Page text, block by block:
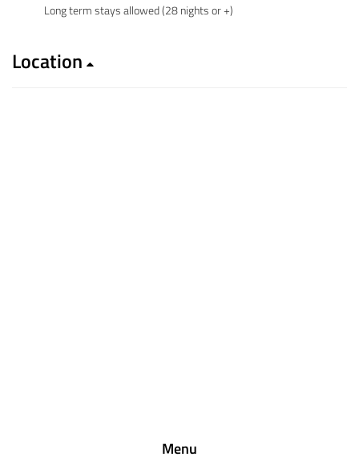
Long term stays allowed (28 nights or +)
Location
Menu